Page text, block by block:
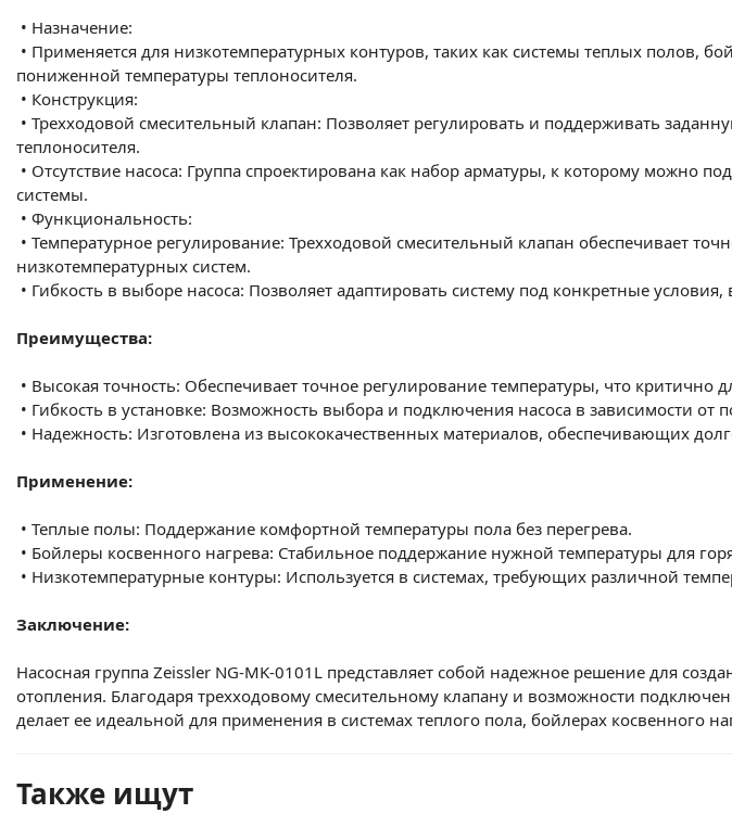
• Назначение:
• Применяется для низкотемпературных контуров, таких как системы теплых полов,
пониженной температуры теплоносителя.
• Конструкция:
• Трехходовой смесительный клапан: Позволяет регулировать и поддерживать
теплоносителя.
• Отсутствие насоса: Группа спроектирована как набор арматуры, к которому можно
системы.
• Функциональность:
• Температурное регулирование: Трехходовой смесительный клапан обеспечивает
низкотемпературных систем.
• Гибкость в выборе насоса: Позволяет адаптировать систему под конкретные
Преимущества:
• Высокая точность: Обеспечивает точное регулирование температуры, что критично
• Гибкость в установке: Возможность выбора и подключения насоса в зависимости от
• Надежность: Изготовлена из высококачественных материалов, обеспечивающих
Применение:
• Теплые полы: Поддержание комфортной температуры пола без перегрева.
• Бойлеры косвенного нагрева: Стабильное поддержание нужной температуры для
• Низкотемпературные контуры: Используется в системах, требующих различной
Заключение:
Насосная группа Zeissler NG-MK-0101L представляет собой надежное решение для
отопления. Благодаря трехходовому смесительному клапану и возможности
делает ее идеальной для применения в системах теплого пола, бойлерах косвенного
Также ищут